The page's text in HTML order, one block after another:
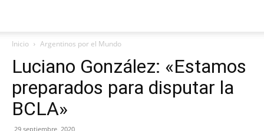
Inicio Argentinos por el Mundo
Luciano González: «Estamos
preparados para disputar la
BCLA»
29 septiembre, 2020